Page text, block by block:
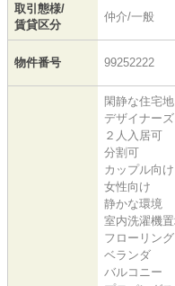
取引態様/
賃貸区分
仲介/一般
物件番号 99252222
閑静な住宅地
デザイナーズ
２人入居可
分割可
カップル向け
女性向け
静かな環境
室内洗濯機
フローリング
ベランダ
バルコニー